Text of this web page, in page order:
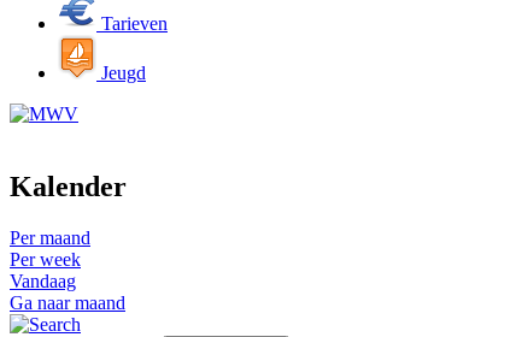
Tarieven
Jeugd
Kalender
Per maand
Per week
Vandaag
Ga naar maand